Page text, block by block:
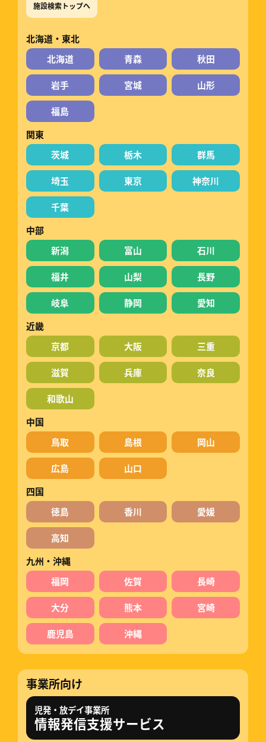
施設検索トップへ
北海道・東北
北海道
青森 秋田
岩手 宮城 山形
福島
関東
茨城
栃木 群馬
埼玉 東京 神奈川
千葉
中部
新潟
富山 石川
福井 山梨 長野
岐阜 静岡
愛知
近畿
京都
大阪 三重
滋賀 兵庫 奈良
和歌山
中国
鳥取
島根 岡山
広島
山口
四国
徳島
香川 愛媛
高知
九州・沖縄
福岡
佐賀 長崎
大分 熊本 宮崎
鹿児島 沖縄
事業所向け
児発・放デイ事業所
情報発信支援サービス